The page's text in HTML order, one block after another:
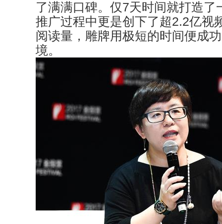
了满满口碑。仅7天时间就打造了
推广过程中更是创下了超2.2亿视
阅读量，雕牌用极短的时间便成
境。